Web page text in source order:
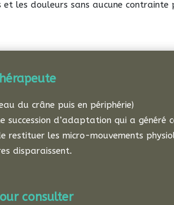
les douleurs sans aucune contrainte
du crâne puis en périphérie)
d’adaptation qui a généré
restituer les micro-mouvements
disparaissent.
consulter